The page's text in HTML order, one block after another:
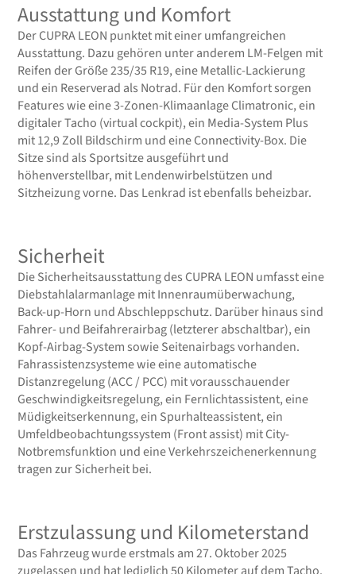
Ausstattung und Komfort
Der CUPRA LEON punktet mit einer umfangreichen
Ausstattung. Dazu gehören unter anderem LM-Felgen mit
Reifen der Größe 235/35 R19, eine Metallic-Lackierung
und ein Reserverad als Notrad. Für den Komfort sorgen
Features wie eine 3-Zonen-Klimaanlage Climatronic, ein
digitaler Tacho (virtual cockpit), ein Media-System Plus
mit 12,9 Zoll Bildschirm und eine Connectivity-Box. Die
Sitze sind als Sportsitze ausgeführt und
höhenverstellbar, mit Lendenwirbelstützen und
Sitzheizung vorne. Das Lenkrad ist ebenfalls beheizbar.
Sicherheit
Die Sicherheitsausstattung des CUPRA LEON umfasst eine
Diebstahlalarmanlage mit Innenraumüberwachung,
Back-up-Horn und Abschleppschutz. Darüber hinaus sind
Fahrer- und Beifahrerairbag (letzterer abschaltbar), ein
Kopf-Airbag-System sowie Seitenairbags vorhanden.
Fahrassistenzsysteme wie eine automatische
Distanzregelung (ACC / PCC) mit vorausschauender
Geschwindigkeitsregelung, ein Fernlichtassistent, eine
Müdigkeitserkennung, ein Spurhalteassistent, ein
Umfeldbeobachtungssystem (Front assist) mit City-
Notbremsfunktion und eine Verkehrszeichenerkennung
tragen zur Sicherheit bei.
Erstzulassung und Kilometerstand
Das Fahrzeug wurde erstmals am 27. Oktober 2025